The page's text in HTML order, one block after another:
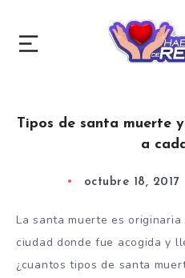
Tipos de santa muerte
a
octubre 18, 2017
La santa muerte es originaria
ciudad donde fue acogida y
¿cuantos tipos de santa